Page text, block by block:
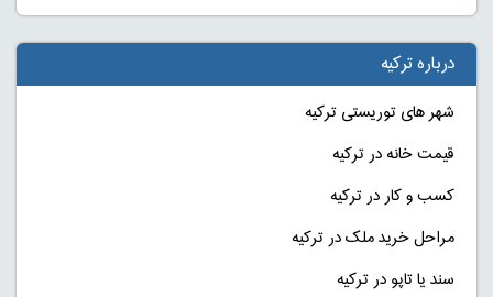
درباره ترکیه
شهر های توریستی ترکیه
قیمت خانه در ترکیه
کسب و کار در ترکیه
مراحل خرید ملک در ترکیه
سند یا تاپو در ترکیه